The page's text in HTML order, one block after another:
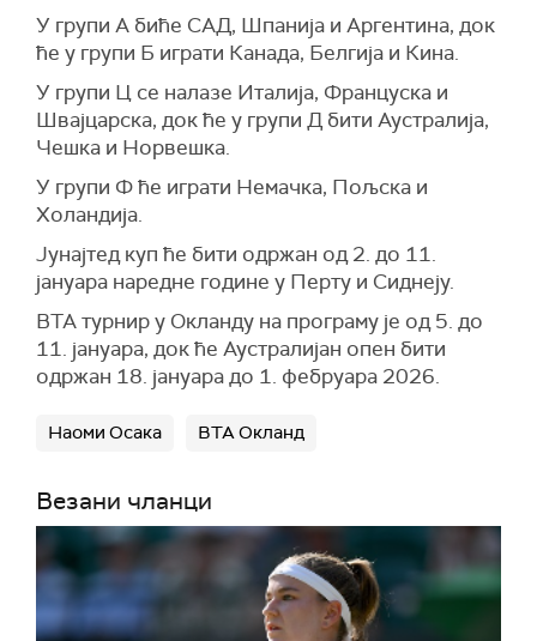
У групи А биће САД, Шпанија и Аргентина, док
ће у групи Б играти Канада, Белгија и Кина.
У групи Ц се налазе Италија, Француска и
Швајцарска, док ће у групи Д бити Аустралија,
Чешка и Норвешка.
У групи Ф ће играти Немачка, Пољска и
Холандија.
Јунајтед куп ће бити одржан од 2. до 11.
јануара наредне године у Перту и Сиднеју.
ВТА турнир у Окланду на програму је од 5. до
11. јануара, док ће Аустралијан опен бити
одржан 18. јануара до 1. фебруара 2026.
Наоми Осака ВТА Окланд
Везани чланци